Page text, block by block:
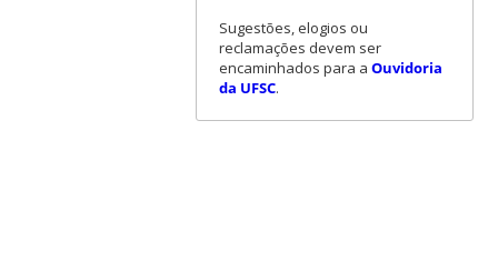
Sugestões, elogios ou
reclamações devem ser
encaminhados para a Ouvidoria
da UFSC.